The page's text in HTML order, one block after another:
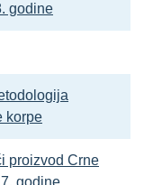
godine
korpe
proizvod Crne
godine